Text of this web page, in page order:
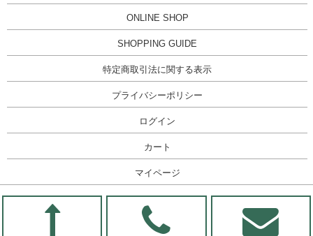
ONLINE SHOP
SHOPPING GUIDE
特定商取引法に関する表示
プライバシーポリシー
ログイン
カート
マイページ